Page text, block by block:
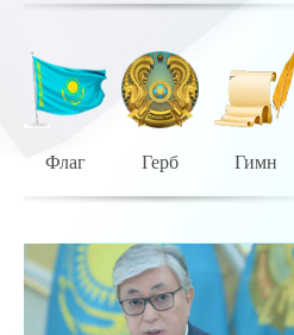
Флаг Герб Гимн